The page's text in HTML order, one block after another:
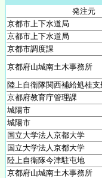
発注元
京都市上下水道局
京都市上下水道局
京都市調度課
京都府山城南土木事務所
陸上自衛隊関西補給処桂支
京都府教育庁管理課
城陽市
城陽市
国立大学法人京都大学
国立大学法人京都大学
陸上自衛隊今津駐屯地
京都府山城南土木事務所